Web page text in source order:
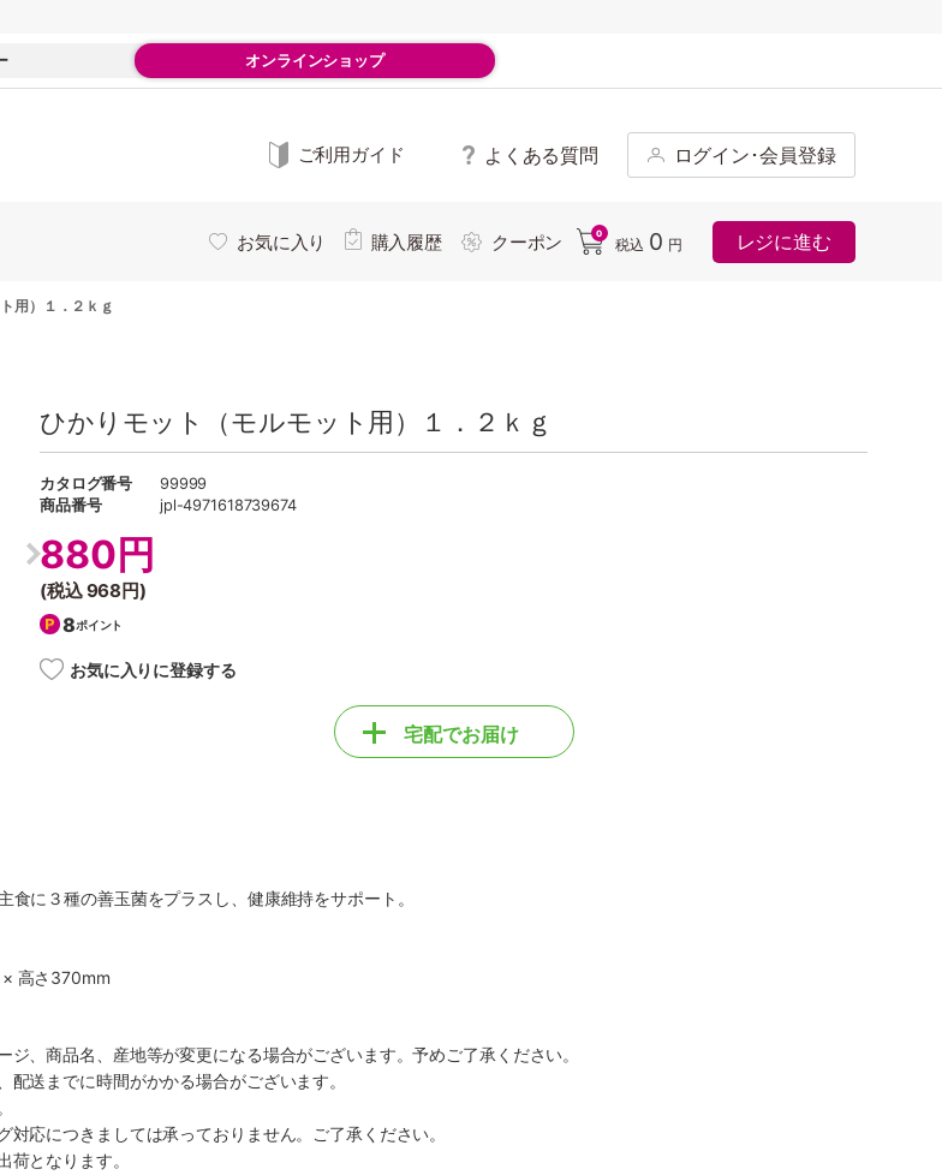
オンラインショップ
ご利用ガイド よくある質問 ログイン･会員登録
お気に入り 購入履歴 クーポン 0
税込 0 円 レジに進む
用）１．２ｋｇ
ひかりモット（モルモット用）１．２ｋｇ
カタログ番号
99999
商品番号
jpl-4971618739674
880円
(税込968円)
8ポイント
お気に入りに登録する
宅配でお届け
食に３種の善玉菌をプラスし、健康維持をサポート。
高さ370mm
、商品名、産地等が変更になる場合がございます。予めご了承ください。
送までに時間がかかる場合がございます。
応につきましては承っておりません。ご了承ください。
となります。